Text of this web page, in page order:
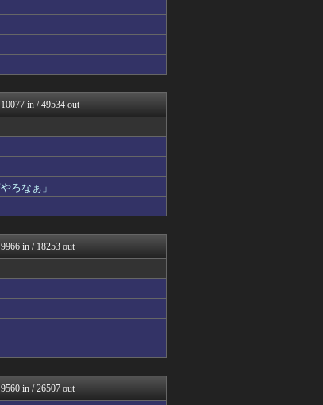
はつ -アニメ発信場-
速
ニュースnwk
めCUP
ドラマ2ch
まとめもりー｜2c...
ンコ・パチスロ.com
あげチャ～シュ～
るじゃんる
ンドの通り道
ユビニュース｜みんなの...
速-VIP
じぇいスタジアム＠なん...
速
速
議.net - 5ch...
10077 in / 49534 out
ろなぁ」
9966 in / 18253 out
9560 in / 26507 out